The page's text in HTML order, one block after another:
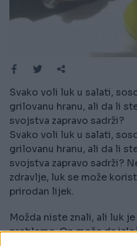
Svako voli luk u salati,
grilovanu hranu, ali da li
svojstva zapravo sadrži?
Svako voli luk u salati,
grilovanu hranu, ali da li
svojstva zapravo sadrži?
zdravlje, luk se može
prirodan lijek.
Možda niste znali, ali luk
probleme. On može da